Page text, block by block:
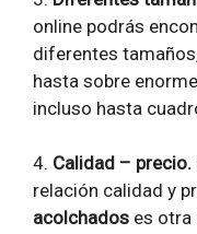
online podrás
diferentes
hasta sobre
incluso hasta
4. Calidad – precio.
relación calidad y
acolchados es otra